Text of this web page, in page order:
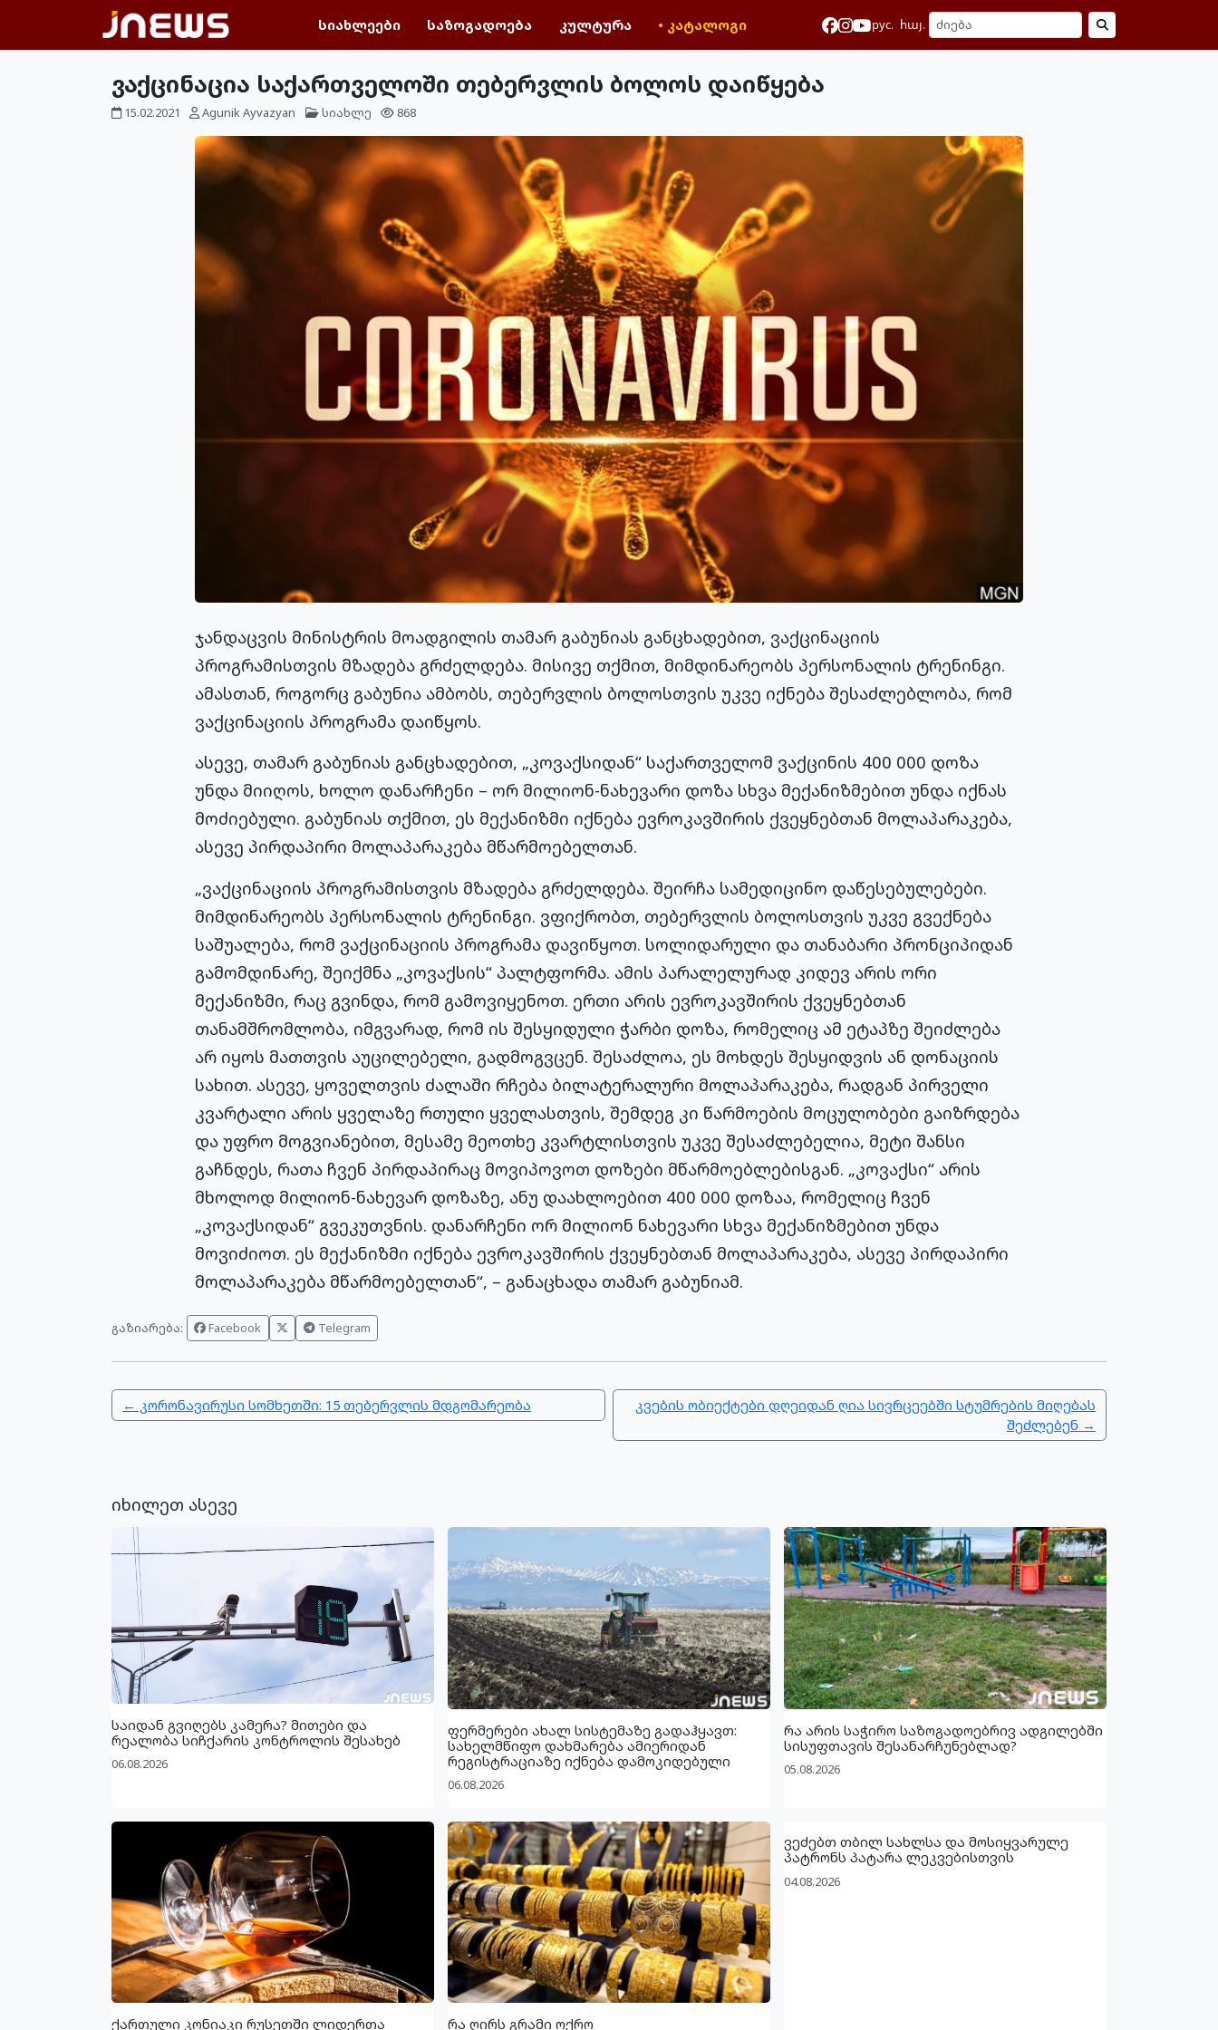
სიახლეები საზოგადოება კულტურა • კატალოგი рус. հայ.
ვაქცინაცია საქართველოში თებერვლის ბოლოს დაიწყება
15.02.2021 Agunik Ayvazyan სიახლე 868
ჯანდაცვის მინისტრის მოადგილის თამარ გაბუნიას განცხადებით, ვაქცინაციის
პროგრამისთვის მზადება გრძელდება. მისივე თქმით, მიმდინარეობს პერსონალის ტრენინგი.
ამასთან, როგორც გაბუნია ამბობს, თებერვლის ბოლოსთვის უკვე იქნება შესაძლებლობა, რომ
ვაქცინაციის პროგრამა დაიწყოს.
ასევე, თამარ გაბუნიას განცხადებით, „კოვაქსიდან“ საქართველომ ვაქცინის 400 000 დოზა
უნდა მიიღოს, ხოლო დანარჩენი – ორ მილიონ-ნახევარი დოზა სხვა მექანიზმებით უნდა იქნას
მოძიებული. გაბუნიას თქმით, ეს მექანიზმი იქნება ევროკავშირის ქვეყნებთან მოლაპარაკება,
ასევე პირდაპირი მოლაპარაკება მწარმოებელთან.
„ვაქცინაციის პროგრამისთვის მზადება გრძელდება. შეირჩა სამედიცინო დაწესებულებები.
მიმდინარეობს პერსონალის ტრენინგი. ვფიქრობთ, თებერვლის ბოლოსთვის უკვე გვექნება
საშუალება, რომ ვაქცინაციის პროგრამა დავიწყოთ. სოლიდარული და თანაბარი პრონციპიდან
გამომდინარე, შეიქმნა „კოვაქსის“ პალტფორმა. ამის პარალელურად კიდევ არის ორი
მექანიზმი, რაც გვინდა, რომ გამოვიყენოთ. ერთი არის ევროკავშირის ქვეყნებთან
თანამშრომლობა, იმგვარად, რომ ის შესყიდული ჭარბი დოზა, რომელიც ამ ეტაპზე შეიძლება
არ იყოს მათთვის აუცილებელი, გადმოგვცენ. შესაძლოა, ეს მოხდეს შესყიდვის ან დონაციის
სახით. ასევე, ყოველთვის ძალაში რჩება ბილატერალური მოლაპარაკება, რადგან პირველი
კვარტალი არის ყველაზე რთული ყველასთვის, შემდეგ კი წარმოების მოცულობები გაიზრდება
და უფრო მოგვიანებით, მესამე მეოთხე კვარტლისთვის უკვე შესაძლებელია, მეტი შანსი
გაჩნდეს, რათა ჩვენ პირდაპირაც მოვიპოვოთ დოზები მწარმოებლებისგან. „კოვაქსი“ არის
მხოლოდ მილიონ-ნახევარ დოზაზე, ანუ დაახლოებით 400 000 დოზაა, რომელიც ჩვენ
„კოვაქსიდან“ გვეკუთვნის. დანარჩენი ორ მილიონ ნახევარი სხვა მექანიზმებით უნდა
მოვიძიოთ. ეს მექანიზმი იქნება ევროკავშირის ქვეყნებთან მოლაპარაკება, ასევე პირდაპირი
მოლაპარაკება მწარმოებელთან“, – განაცხადა თამარ გაბუნიამ.
გაზიარება: Facebook Telegram
← კორონავირუსი სომხეთში: 15 თებერვლის მდგომარეობა
კვების ობიექტები დღეიდან ღია სივრცეებში სტუმრების მიღებას
შეძლებენ →
იხილეთ ასევე
საიდან გვიღებს კამერა? მითები და
რეალობა სიჩქარის კონტროლის შესახებ
06.08.2026
ფერმერები ახალ სისტემაზე გადაჰყავთ:
სახელმწიფო დახმარება ამიერიდან
რეგისტრაციაზე იქნება დამოკიდებული
06.08.2026
რა არის საჭირო საზოგადოებრივ ადგილებში
სისუფთავის შესანარჩუნებლად?
05.08.2026
ქართული კონიაკი რუსეთში ლიდერთა რა ღირს გრამი ოქრო
ვეძებთ თბილ სახლსა და მოსიყვარულე
პატრონს პატარა ლეკვებისთვის
04.08.2026